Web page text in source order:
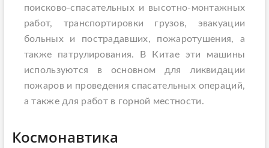
поисково-спасательных и высотно-монтажных
работ, транспортировки грузов, эвакуации
больных и пострадавших, пожаротушения, а
также патрулирования. В Китае эти машины
используются в основном для ликвидации
пожаров и проведения спасательных операций,
а также для работ в горной местности.
Космонавтика